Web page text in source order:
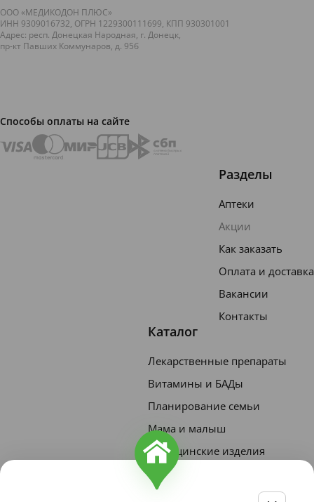
ООО «МЕДИКОДОН ПЛЮС»
ИНН 9309016732, ОГРН 1229300111699, КПП 930301001
Адрес: респ. Донецкая Народная, г. Донецк,
пр-кт Павших Коммунаров, д. 95б
Способы оплаты на сайте
Разделы
Аптеки
Акции
Как заказать
Оплата и доставка
Вакансии
Контакты
Каталог
Лекарственные препараты
Витамины и БАДы
Планирование семьи
Мама и малыш
Медицинские изделия
Приборы медицинские
Гигиена, красота и уход
Наш сайт использует файлы
cookie и метрическую систему
улучшения работы и анализа
сайте, вы соглашаетесь с
Политикой
конфиденциальности
Принять